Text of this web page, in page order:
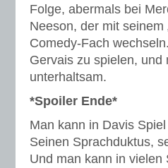
Folge, abermals bei
Neeson, der mit seinem
Comedy-Fach
Gervais zu spielen,
unterhaltsam.
*Spoiler Ende*
Man kann in Davis
Seinen Sprachduktus,
Und man kann in